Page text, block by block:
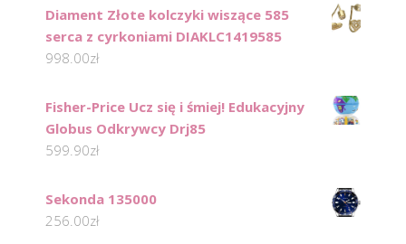
Diament Złote kolczyki wiszące 585
serca z cyrkoniami DIAKLC1419585
998.00zł
Fisher-Price Ucz się i śmiej! Edukacyjny
Globus Odkrywcy Drj85
599.90zł
Sekonda 135000
256.00zł